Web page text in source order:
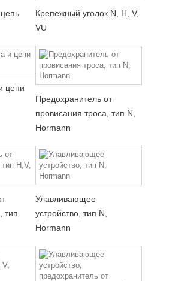
Крепежный уголок N, H, V,
VU
цепи
Предохранитель от
провисания троса, тип N,
Hormann
тип
Улавливающее
устройство, тип N,
Hormann